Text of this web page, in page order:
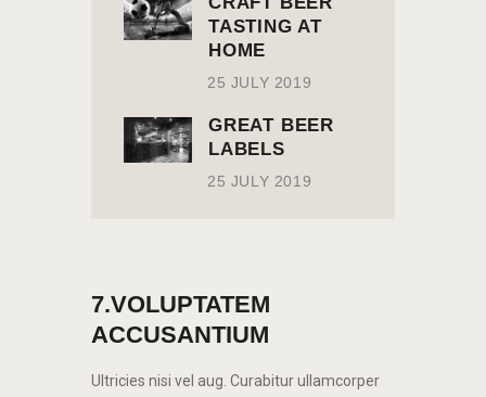
TASTING AT
HOME
25 JULY 2019
GREAT BEER
LABELS
25 JULY 2019
7.VOLUPTATEM
ACCUSANTIUM
Ultricies nisi vel aug. Curabitur ullamcorper